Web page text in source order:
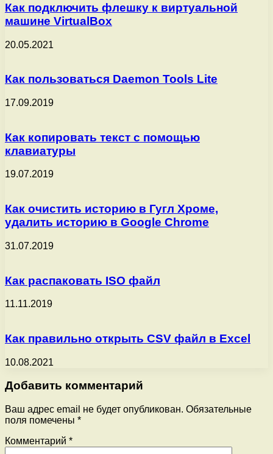
Как подключить флешку к виртуальной
машине VirtualBox
20.05.2021
Как пользоваться Daemon Tools Lite
17.09.2019
Как копировать текст с помощью
клавиатуры
19.07.2019
Как очистить историю в Гугл Хроме,
удалить историю в Google Chrome
31.07.2019
Как распаковать ISO файл
11.11.2019
Как правильно открыть CSV файл в Excel
10.08.2021
Добавить комментарий
Ваш адрес email не будет опубликован. Обязательные
поля помечены *
Комментарий *